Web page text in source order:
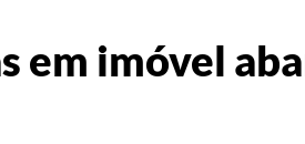
em imóvel